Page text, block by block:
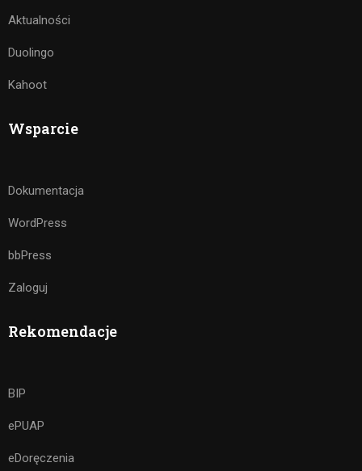
Aktualności
Duolingo
Kahoot
Wsparcie
Dokumentacja
WordPress
bbPress
Zaloguj
Rekomendacje
BIP
ePUAP
eDoręczenia